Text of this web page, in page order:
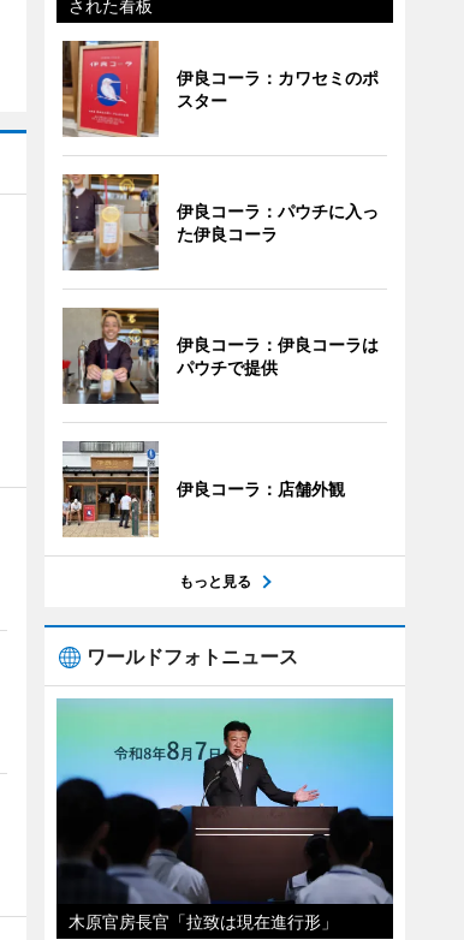
された看板
伊良コーラ：カワセミのポ
スター
伊良コーラ：パウチに入っ
た伊良コーラ
伊良コーラ：伊良コーラは
パウチで提供
伊良コーラ：店舗外観
もっと見る
ワールドフォトニュース
木原官房長官「拉致は現在進行形」